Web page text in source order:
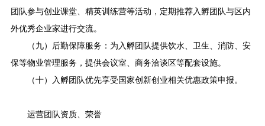
团队参与创业课堂、精英训练营等活动，定期推荐入孵团队与区内
外优秀企业家进行交流。
（九）后勤保障服务：为入孵团队提供饮水、卫生、消防、安
保等物业管理服务，提供会议室、商务洽谈区等配套设施。
（十）入孵团队优先享受国家创新创业相关优惠政策申报。
运营团队资质、荣誉